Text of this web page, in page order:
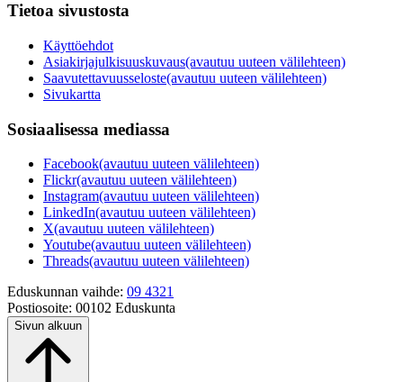
Tietoa sivustosta
Käyttöehdot
Asiakirjajulkisuuskuvaus(avautuu uuteen välilehteen)
Saavutettavuusseloste(avautuu uuteen välilehteen)
Sivukartta
Sosiaalisessa mediassa
Facebook(avautuu uuteen välilehteen)
Flickr(avautuu uuteen välilehteen)
Instagram(avautuu uuteen välilehteen)
LinkedIn(avautuu uuteen välilehteen)
X(avautuu uuteen välilehteen)
Youtube(avautuu uuteen välilehteen)
Threads(avautuu uuteen välilehteen)
Eduskunnan vaihde: 09 4321
Postiosoite: 00102 Eduskunta
Sivun alkuun